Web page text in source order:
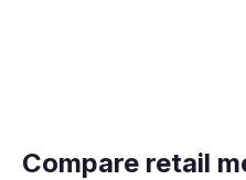
Compare retail